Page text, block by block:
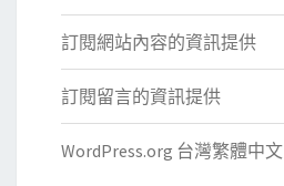
訂閱網站內容的資訊提供
訂閱留言的資訊提供
WordPress.org 台灣繁體中文